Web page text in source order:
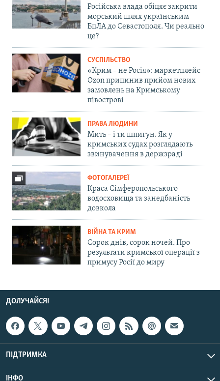
Російська влада обіцяє закрити
морський шлях українським
БпЛА до Севастополя. Чи реально
це?
СУСПІЛЬСТВО
«Крим – не Росія»: маркетплейс
Ozon припинив прийом нових
замовлень на Кримському
півострові
ПРАВА ЛЮДИНИ
Мить – і ти шпигун. Як у
кримських судах розглядають
звинувачення в держзраді
ФОТОГАЛЕРЕЇ
Краса Сімферопольського
водосховища та занедбаність
довкола
ВІЙНА ТА КРИМ
Сорок днів, сорок ночей. Про
результати кримської операції з
примусу Росії до миру
ДОЛУЧАЙСЯ!
ПІДТРИМКА
ІНФО